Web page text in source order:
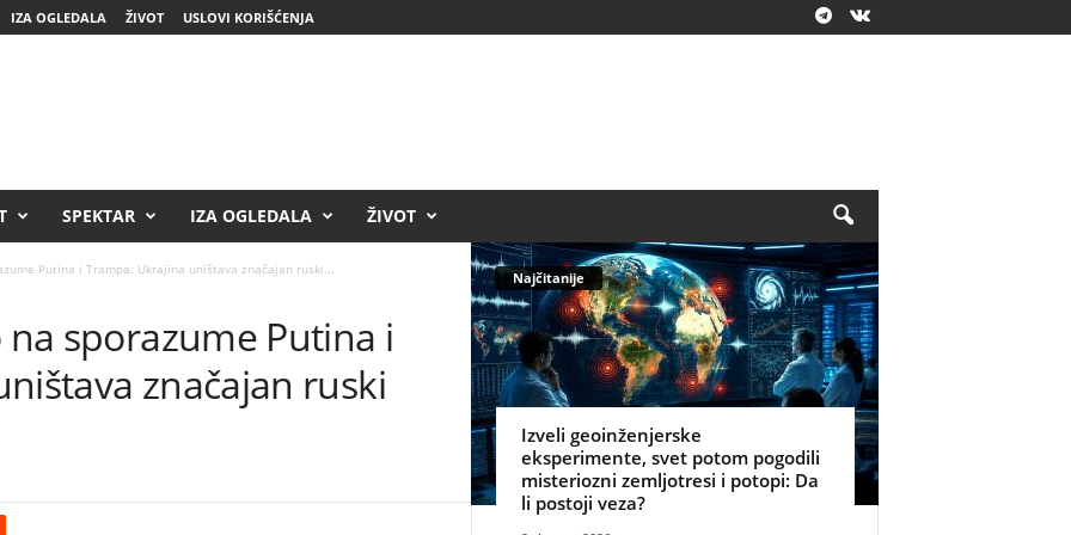
IZA OGLEDALA ŽIVOT USLOVI KORIŠĆENJA
SPEKTAR IZA OGLEDALA ŽIVOT
Putina i Trampa: Ukrajina uništava značajan ruski...
sporazume Putina i
značajan ruski
Najčitanije
Izveli geoinženjerske
eksperimente, svet potom pogodili
misteriozni zemljotresi i potopi: Da
li postoji veza?